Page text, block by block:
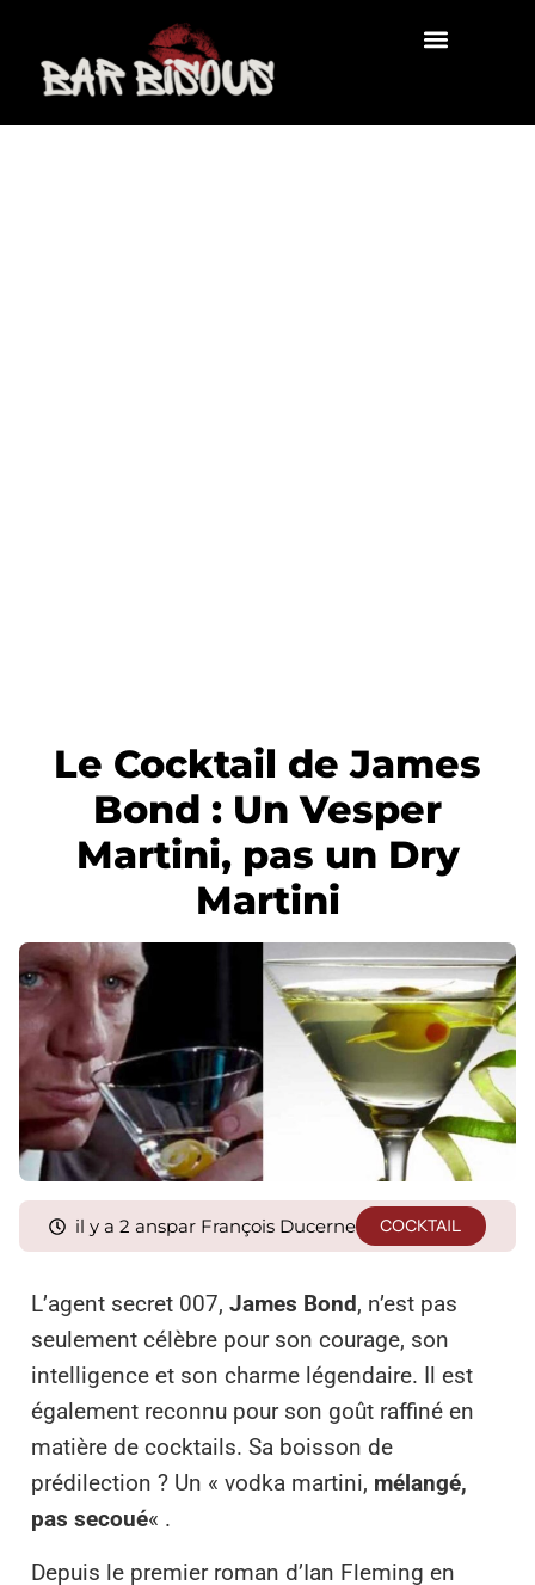
Le Cocktail de James
Bond : Un Vesper
Martini, pas un Dry
Martini
il y a 2 anspar François Ducerne COCKTAIL
L’agent secret 007, James Bond, n’est pas
seulement célèbre pour son courage, son
intelligence et son charme légendaire. Il est
également reconnu pour son goût raffiné en
matière de cocktails. Sa boisson de
prédilection ? Un « vodka martini, mélangé,
pas secoué« .
Depuis le premier roman d’Ian Fleming en